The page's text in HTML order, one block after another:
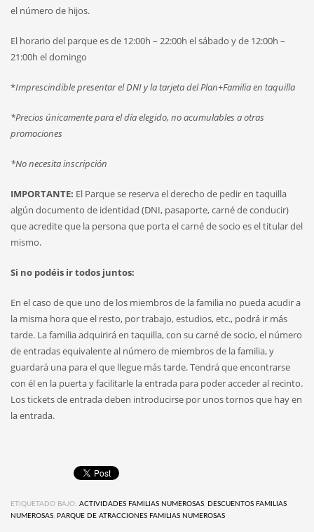
el número de hijos.
El horario del parque es de 12:00h – 22:00h el sábado y de 12:00h –
21:00h el domingo
*Imprescindible presentar el DNI y la tarjeta del Plan+Familia en taquilla
*Precios únicamente para el día elegido, no acumulables a otras
promociones
*No necesita inscripción
IMPORTANTE: El Parque se reserva el derecho de pedir en taquilla
algún documento de identidad (DNI, pasaporte, carné de conducir)
que acredite que la persona que porta el carné de socio es el titular del
mismo.
Si no podéis ir todos juntos:
En el caso de que uno de los miembros de la familia no pueda acudir a
la misma hora que el resto, por trabajo, estudios, etc., podrá ir más
tarde. La familia adquirirá en taquilla, con su carné de socio, el número
de entradas equivalente al número de miembros de la familia, y
guardará una para el que llegue más tarde. Tendrá que encontrarse
con él en la puerta y facilitarle la entrada para poder acceder al recinto.
Los tickets de entrada deben introducirse por unos tornos que hay en
la entrada.
ETIQUETADO BAJO: ACTIVIDADES FAMILIAS NUMEROSAS, DESCUENTOS FAMILIAS
NUMEROSAS, PARQUE DE ATRACCIONES FAMILIAS NUMEROSAS